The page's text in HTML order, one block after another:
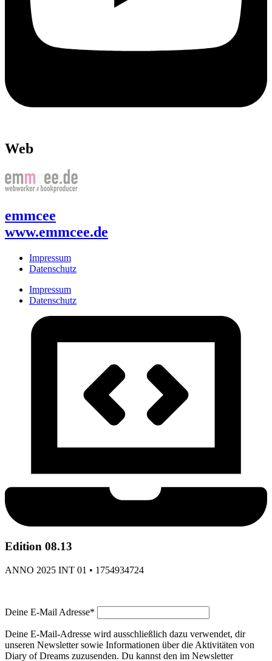
Web
emmcee
www.emmcee.de
Impressum
Datenschutz
Impressum
Datenschutz
Edition 08.13
ANNO 2025 INT 01 • 1754934724
Deine E-Mail Adresse*
Deine E-Mail-Adresse wird ausschließlich dazu verwendet, dir
unseren Newsletter sowie Informationen über die Aktivitäten von
Diary of Dreams zuzusenden. Du kannst den im Newsletter